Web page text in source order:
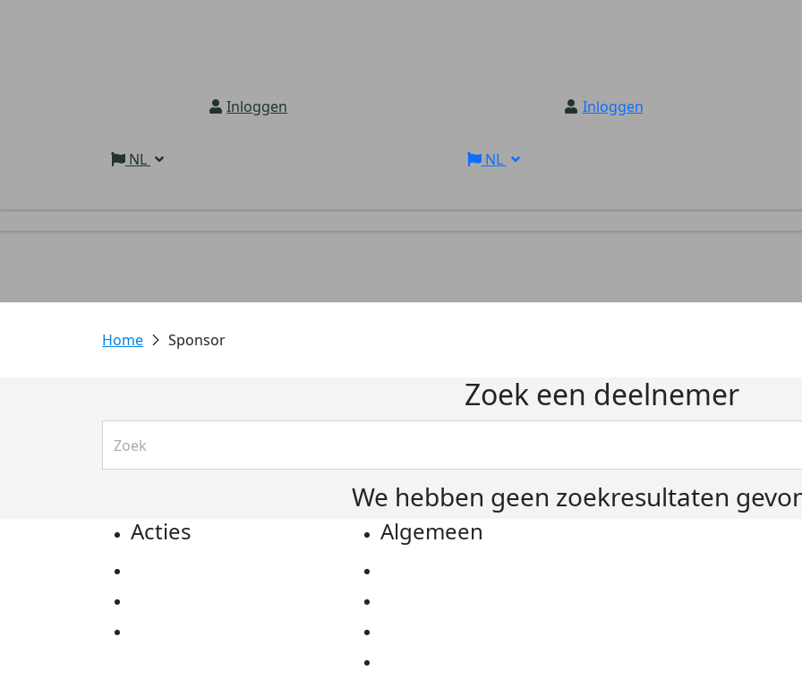
Inloggen
NL
Inloggen
NL
Sponsor
Zoek een deelnemer
We hebben geen zoekresultaten
Acties Algemeen